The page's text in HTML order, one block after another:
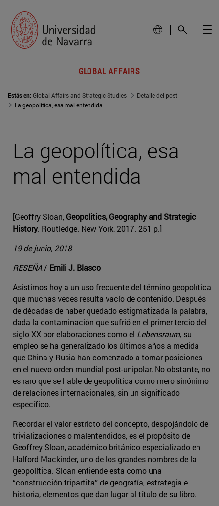
GLOBAL AFFAIRS
Estás en:Global Affairs and Strategic Studies
Detalle del post
La geopolítica, esa mal entendida
La geopolítica, esa
mal entendida
[Geoffry Sloan, Geopolitics, Geography and Strategic
History. Routledge. New York, 2017. 251 p.]
19 de junio, 2018
RESEÑA / Emili J. Blasco
Asistimos hoy a un uso frecuente del término geopolítica
que muchas veces resulta vacío de contenido. Después
de décadas de haber quedado estigmatizada la palabra,
dada la contaminación que sufrió en el primer tercio del
siglo XX por elaboraciones como el Lebensraum, su
empleo se ha generalizado los últimos años a medida
que China y Rusia han comenzado a tomar posiciones
en el nuevo orden mundial post-unipolar. No obstante, no
es raro que se hable de geopolítica como mero sinónimo
de relaciones internacionales, sin un significado
específico.
Recordar el valor estricto del concepto, despojándolo de
trivializaciones o malentendidos, es el propósito de
Geoffrey Sloan, académico británico especializado en
Halford Mackinder, uno de los grandes nombres de la
geopolítica. Sloan entiende esta como una
“construcción tripartita” de geografía, estrategia e
historia, elementos que dan lugar al título de su libro.